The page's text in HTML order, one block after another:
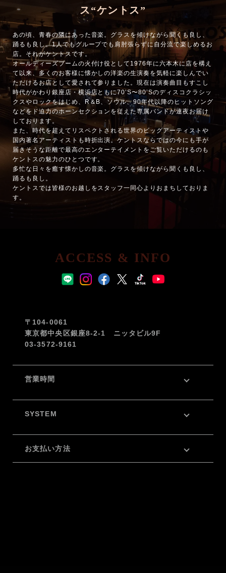
ス“ケントス”
あの頃、青春の隣にあった音楽。グラスを傾けながら聞くも良し、
踊るも良し。1人でもグループでも肩肘張らずに自分流で楽しめるお
店。それがケントスです。
オールディーズブームの火付け役として1976年に六本木に店を構え
て以来、多くのお客様に懐かしの洋楽の生演奏を気軽に楽しんでい
ただけるお店として愛されて参りました。現在は演奏曲目もすこし
時代がかわり銀座店・横浜店ともに70’S〜80’Sのディスコクラシッ
クスやロックをはじめ、R＆B、ソウル、90年代以降のヒットソング
などをド迫力のホーンセクションを従えた専属バンドが連夜お届け
しております。
また、時代を超えてリスペクトされる世界のビッグアーティストや
国内著名アーティストも時折出演。ケントスならではの今にも手が
届きそうな距離で最高のエンターテイメントをご覧いただけるのも
ケントスの魅力のひとつです。
多忙な日々を癒す懐かしの音楽。グラスを傾けながら聞くも良し、
踊るも良し。
ケントスでは皆様のお越しをスタッフ一同心よりおまちしておりま
す。
ACCESS & INFO
〒104-0061
東京都中央区銀座8-2-1 ニッタビル9F
03-3572-9161
営業時間
SYSTEM
お支払い方法